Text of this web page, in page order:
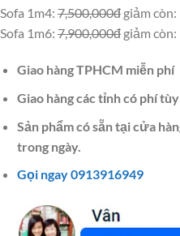
Sofa 1m4: 7,500,000đ giảm
Sofa 1m6: 7,900,000đ giảm
Giao hàng TPHCM miễn phí
Giao hàng các tỉnh có phí
Sản phẩm có sẵn tại cửa
trong ngày.
Gọi ngay 0913916949